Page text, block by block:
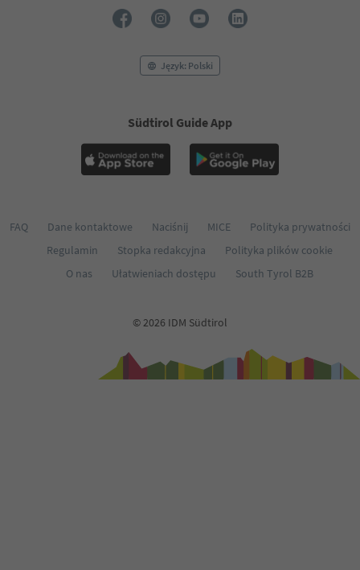
Język: Polski
Südtirol Guide App
FAQ Dane kontaktowe Naciśnij MICE
Polityka prywatności
Regulamin
Stopka redakcyjna
Polityka plików cookie
O nas
Ułatwieniach dostępu South Tyrol B2B
© 2026 IDM Südtirol